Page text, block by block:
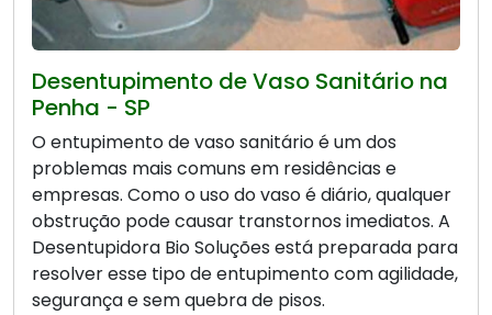
Desentupimento de Vaso Sanitário na
Penha - SP
O entupimento de vaso sanitário é um dos
problemas mais comuns em residências e
empresas. Como o uso do vaso é diário, qualquer
obstrução pode causar transtornos imediatos. A
Desentupidora Bio Soluções está preparada para
resolver esse tipo de entupimento com agilidade,
segurança e sem quebra de pisos.